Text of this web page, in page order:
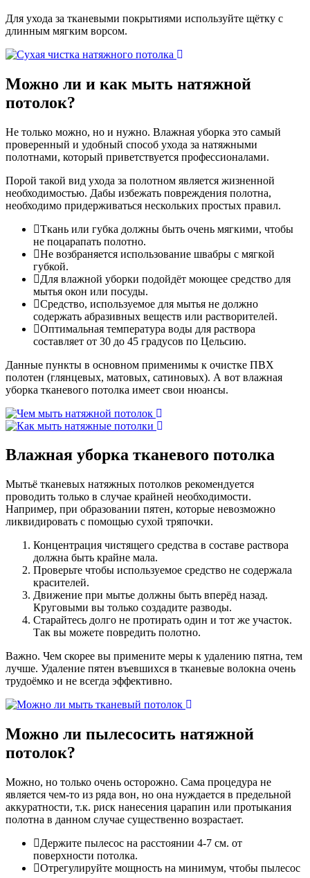
Для ухода за тканевыми покрытиями используйте щётку с
длинным мягким ворсом.
Можно ли и как мыть натяжной
потолок?
Не только можно, но и нужно. Влажная уборка это самый
проверенный и удобный способ ухода за натяжными
полотнами, который приветствуется профессионалами.
Порой такой вид ухода за полотном является жизненной
необходимостью. Дабы избежать повреждения полотна,
необходимо придерживаться нескольких простых правил.
Ткань или губка должны быть очень мягкими, чтобы
не поцарапать полотно.
Не возбраняется использование швабры с мягкой
губкой.
Для влажной уборки подойдёт моющее средство для
мытья окон или посуды.
Средство, используемое для мытья не должно
содержать абразивных веществ или растворителей.
Оптимальная температура воды для раствора
составляет от 30 до 45 градусов по Цельсию.
Данные пункты в основном применимы к очистке ПВХ
полотен (глянцевых, матовых, сатиновых). А вот влажная
уборка тканевого потолка имеет свои нюансы.
Влажная уборка тканевого потолка
Мытьё тканевых натяжных потолков рекомендуется
проводить только в случае крайней необходимости.
Например, при образовании пятен, которые невозможно
ликвидировать с помощью сухой тряпочки.
Концентрация чистящего средства в составе раствора
должна быть крайне мала.
Проверьте чтобы используемое средство не содержала
красителей.
Движение при мытье должны быть вперёд назад.
Круговыми вы только создадите разводы.
Старайтесь долго не протирать один и тот же участок.
Так вы можете повредить полотно.
Важно. Чем скорее вы примените меры к удалению пятна, тем
лучше. Удаление пятен въевшихся в тканевые волокна очень
трудоёмко и не всегда эффективно.
Можно ли пылесосить натяжной
потолок?
Можно, но только очень осторожно. Сама процедура не
является чем-то из ряда вон, но она нуждается в предельной
аккуратности, т.к. риск нанесения царапин или протыкания
полотна в данном случае существенно возрастает.
Держите пылесос на расстоянии 4-7 см. от
поверхности потолка.
Отрегулируйте мощность на минимум, чтобы пылесос